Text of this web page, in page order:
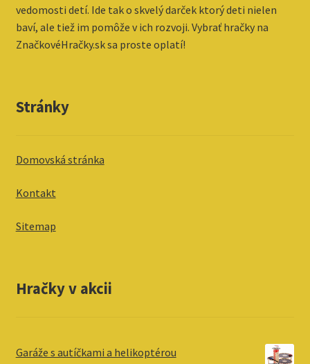
vedomosti detí. Ide tak o skvelý darček ktorý deti nielen
baví, ale tiež im pomôže v ich rozvoji. Vybrať hračky na
ZnačkovéHračky.sk sa proste oplatí!
Stránky
Domovská stránka
Kontakt
Sitemap
Hračky v akcii
Garáže s autíčkami a helikoptérou